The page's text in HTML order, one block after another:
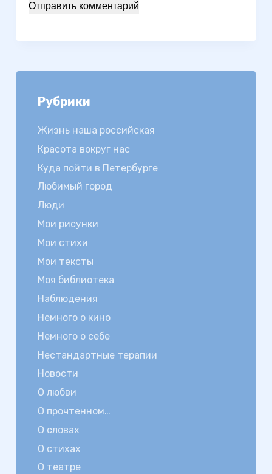
Отправить комментарий
Рубрики
Жизнь наша российская
Красота вокруг нас
Куда пойти в Петербурге
Любимый город
Люди
Мои рисунки
Мои стихи
Мои тексты
Моя библиотека
Наблюдения
Немного о кино
Немного о себе
Нестандартные терапии
Новости
О любви
О прочтенном…
О словах
О стихах
О театре